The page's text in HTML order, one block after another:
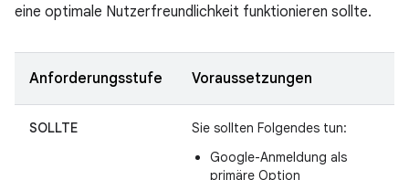
eine optimale Nutzerfreundlichkeit funktionieren sollte.
Anforderungsstufe Voraussetzungen
SOLLTE
Sie sollten Folgendes tun:
Google-Anmeldung als
primäre Option